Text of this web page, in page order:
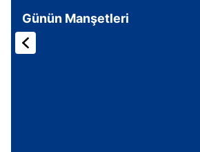
Günün Manşetleri